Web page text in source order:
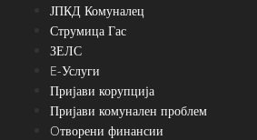
ЈПКД Комуналец
Струмица Гас
ЗЕЛС
E-Услуги
Пријави корупција
Пријави комунален проблем
Oтворени финансии